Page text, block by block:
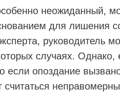
неожиданный,
для лишения
руководитель
случаях.
если опоздание
считаться